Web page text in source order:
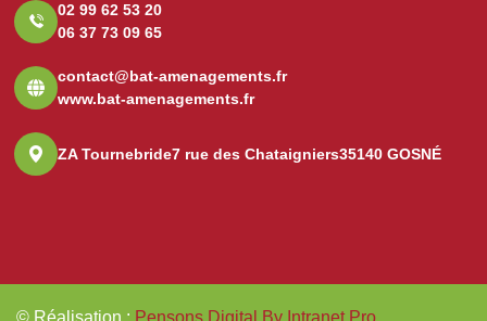
02 99 62 53 20
06 37 73 09 65
contact@bat-amenagements.fr
www.bat-amenagements.fr
ZA Tournebride7 rue des Chataigniers35140 GOSNÉ
© Réalisation : Pensons Digital By Intranet Pro